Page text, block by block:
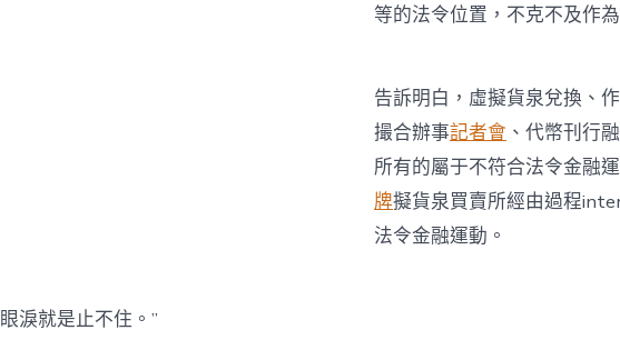
等的法令位置，不克不及作
告訴明白，虛擬貨泉兌換、
撮合辦事記者會 、代幣刊行
所有的屬于不符合法令金融
牌擬貨泉買賣所經由過程
法令金融運動。
眼淚就是止不住。”